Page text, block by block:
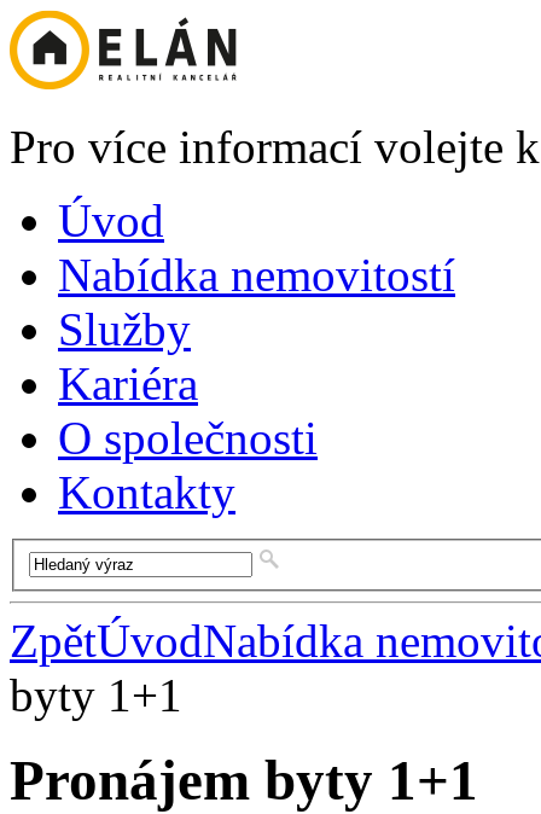
Pro více informací volejte
Úvod
Nabídka nemovitostí
Služby
Kariéra
O společnosti
Kontakty
ZpětÚvodNabídka
byty 1+1
Pronájem byty 1+1